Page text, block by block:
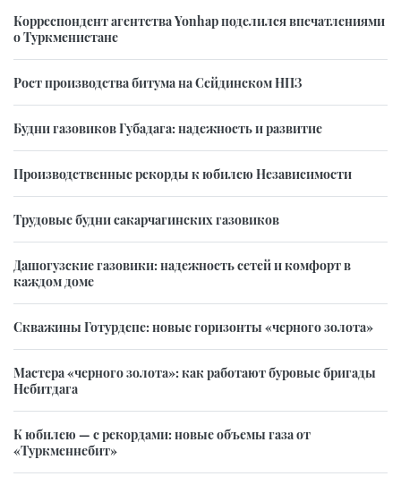
Корреспондент агентства Yonhap поделился впечатлениями
о Туркменистане
Рост производства битума на Сейдинском НПЗ
Будни газовиков Губадага: надежность и развитие
Производственные рекорды к юбилею Независимости
Трудовые будни сакарчагинских газовиков
Дашогузские газовики: надежность сетей и комфорт в
каждом доме
Скважины Готурдепе: новые горизонты «черного золота»
Мастера «черного золота»: как работают буровые бригады
Небитдага
К юбилею — с рекордами: новые объемы газа от
«Туркменнебит»